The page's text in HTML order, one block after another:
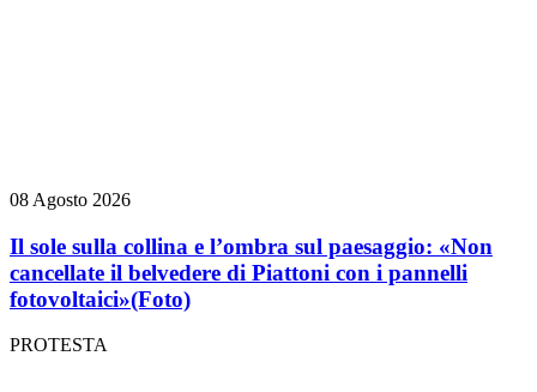
08 Agosto 2026
Il sole sulla collina e l’ombra sul paesaggio: «Non
cancellate il belvedere di Piattoni con i pannelli
fotovoltaici»(Foto)
PROTESTA